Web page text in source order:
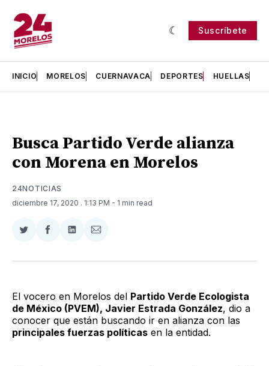
Suscríbete
INICIO MORELOS CUERNAVACA DEPORTES HUELLAS
Busca Partido Verde alianza
con Morena en Morelos
24NOTICIAS
diciembre 17, 2020 . 1:13 PM - 1 min read
Compartir
Twitter
Compartir
Facebook
Compartir
LinkedIn
Compartir
Email
El vocero en Morelos del Partido Verde Ecologista
de México (PVEM), Javier Estrada González, dio a
conocer que están buscando ir en alianza con las
principales fuerzas políticas en la entidad.